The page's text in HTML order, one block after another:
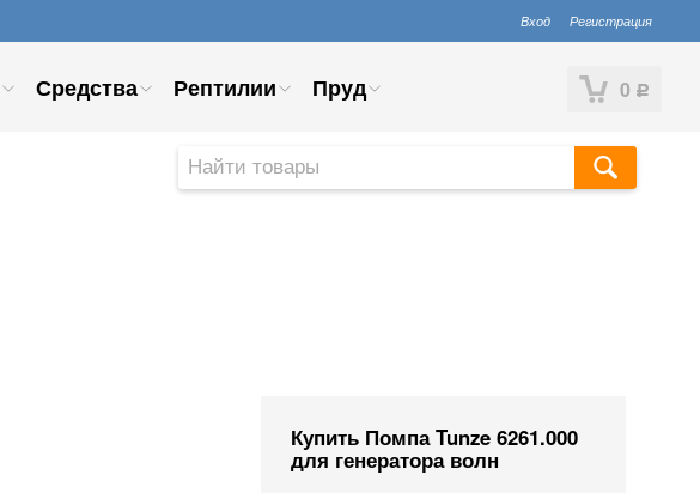
Вход Регистрация
0 Р
Средства Рептилии Пруд
Купить Помпа Tunze 6261.000
для генератора волн